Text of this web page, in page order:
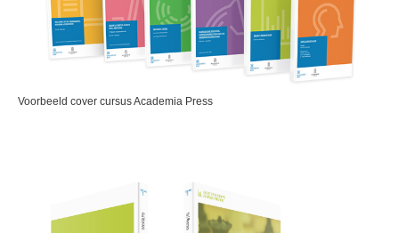
Voorbeeld cover cursus Academia Press